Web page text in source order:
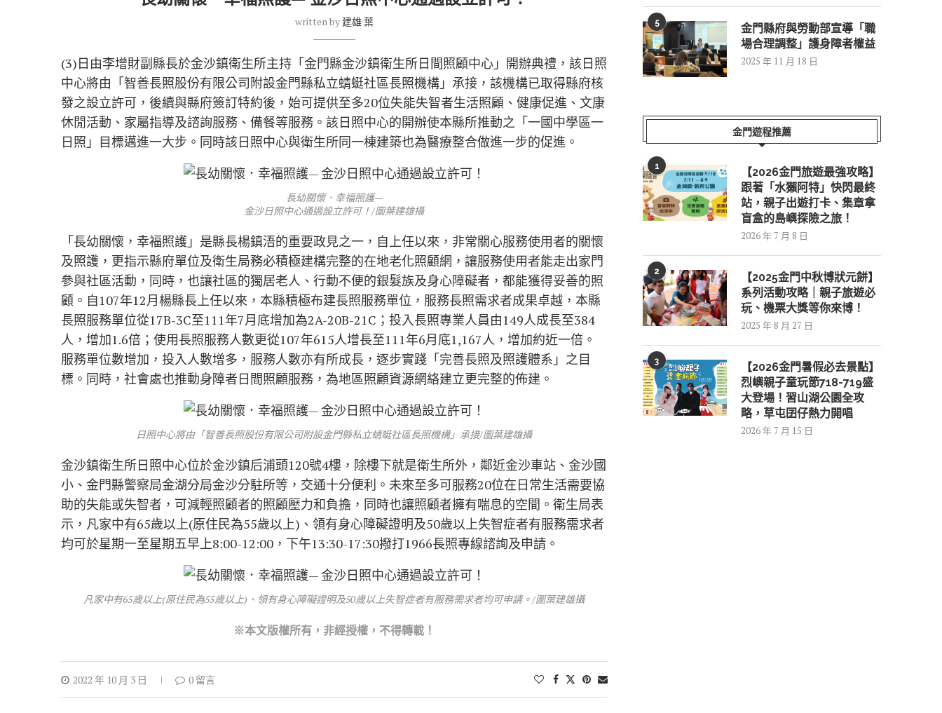
written by 建雄 葉
(3)日由李增財副縣長於金沙鎮衛生所主持「金門縣金沙鎮衛生所日間照顧中心」開辦典禮，該日照
中心將由「智善長照股份有限公司附設金門縣私立蜻蜓社區長照機構」承接，該機構已取得縣府核
發之設立許可，後續與縣府簽訂特約後，始可提供至多20位失能失智者生活照顧、健康促進、文康
休閒活動、家屬指導及諮詢服務、備餐等服務。該日照中心的開辦使本縣所推動之「一國中學區一
日照」目標邁進一大步。同時該日照中心與衛生所同一棟建築也為醫療整合做進一步的促進。
長幼關懷．幸福照護—
金沙日照中心通過設立許可！/圖葉建雄攝
「長幼關懷，幸福照護」是縣長楊鎮浯的重要政見之一，自上任以來，非常關心服務使用者的關懷
及照護，更指示縣府單位及衛生局務必積極建構完整的在地老化照顧網，讓服務使用者能走出家門
參與社區活動，同時，也讓社區的獨居老人、行動不便的銀髮族及身心障礙者，都能獲得妥善的照
顧。自107年12月楊縣長上任以來，本縣積極布建長照服務單位，服務長照需求者成果卓越，本縣
長照服務單位從17B-3C至111年7月底增加為2A-20B-21C；投入長照專業人員由149人成長至384
人，增加1.6倍；使用長照服務人數更從107年615人增長至111年6月底1,167人，增加約近一倍。
服務單位數增加，投入人數增多，服務人數亦有所成長，逐步實踐「完善長照及照護體系」之目
標。同時，社會處也推動身障者日間照顧服務，為地區照顧資源網絡建立更完整的佈建。
日照中心將由「智善長照股份有限公司附設金門縣私立蜻蜓社區長照機構」承接/圖葉建雄攝
金沙鎮衛生所日照中心位於金沙鎮后浦頭120號4樓，除樓下就是衛生所外，鄰近金沙車站、金沙國
小、金門縣警察局金湖分局金沙分駐所等，交通十分便利。未來至多可服務20位在日常生活需要協
助的失能或失智者，可減輕照顧者的照顧壓力和負擔，同時也讓照顧者擁有喘息的空間。衛生局表
示，凡家中有65歲以上(原住民為55歲以上)、領有身心障礙證明及50歲以上失智症者有服務需求者
均可於星期一至星期五早上8:00-12:00，下午13:30-17:30撥打1966長照專線諮詢及申請。
凡家中有65歲以上(原住民為55歲以上)、領有身心障礙證明及50歲以上失智症者有服務需求者均可申請。/圖葉建雄攝
※本文版權所有，非經授權，不得轉載！
2022 年 10 月 3 日 0 留言
5
金門縣府與勞動部宣導「職
場合理調整」護身障者權益
2025 年 11 月 18 日
金門遊程推薦
1
【2026金門旅遊最強攻略】
跟著「水獺阿特」快閃最終
站，親子出遊打卡、集章拿
盲盒的島嶼探險之旅！
2026 年 7 月 8 日
2
【2025金門中秋博狀元餅】
系列活動攻略｜親子旅遊必
玩、機票大獎等你來博！
2025 年 8 月 27 日
3
【2026金門暑假必去景點】
烈嶼親子童玩節718-719盛
大登場！習山湖公園全攻
略，草屯囝仔熱力開唱
2026 年 7 月 15 日